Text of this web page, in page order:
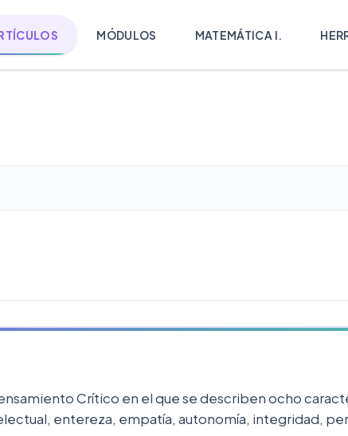
MÓDULOS MATEMÁTICA I.
Crítico en el que se describen ocho
entereza, empatía, autonomía, integridad,